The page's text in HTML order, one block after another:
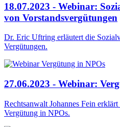
18.07.2023 - Webinar:
von Vorstandsvergütungen
Dr. Eric Uftring erläutert die
Vergütungen.
27.06.2023 - Webinar:
Rechtsanwalt Johannes Fein
Vergütung in NPOs.